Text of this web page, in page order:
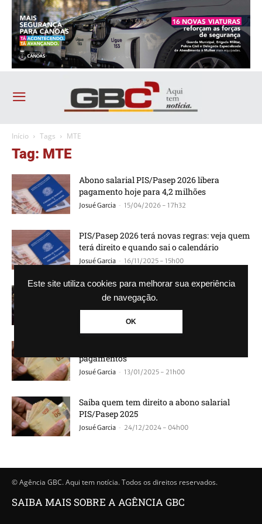
Este site utiliza cookies para melhorar sua experiência
de navegação.
OK
Início Tags MTE
Tag: MTE
Abono salarial PIS/Pasep 2026 libera
pagamento hoje para 4,2 milhões
Josué Garcia - 15/04/2026 - 17h32
PIS/Pasep 2026 terá novas regras: veja quem
terá direito e quando sai o calendário
Josué Garcia - 16/11/2025 - 15h00
Idoso de 64 anos é encontrado em condições
de escravidão
pagamentos
Josué Garcia - 13/01/2025 - 21h00
Saiba quem tem direito a abono salarial
PIS/Pasep 2025
Josué Garcia - 24/12/2024 - 04h00
© Agência GBC. Aqui tem notícia. Todos os direitos reservados.
SAIBA MAIS SOBRE A AGÊNCIA GBC